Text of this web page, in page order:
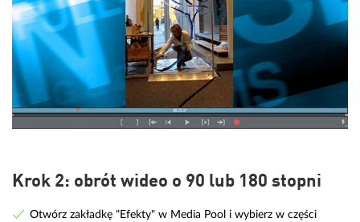
Krok 2: obrót wideo o 90 lub 180 stopni
Otwórz zakładkę "Efekty" w Media Pool i wybierz w części